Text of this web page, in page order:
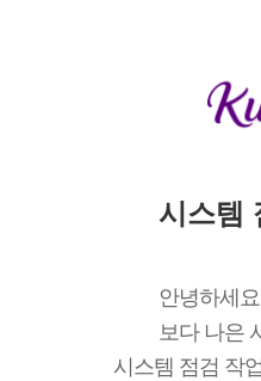
시스템
안녕하세
보다 나은
시스템 점검 작